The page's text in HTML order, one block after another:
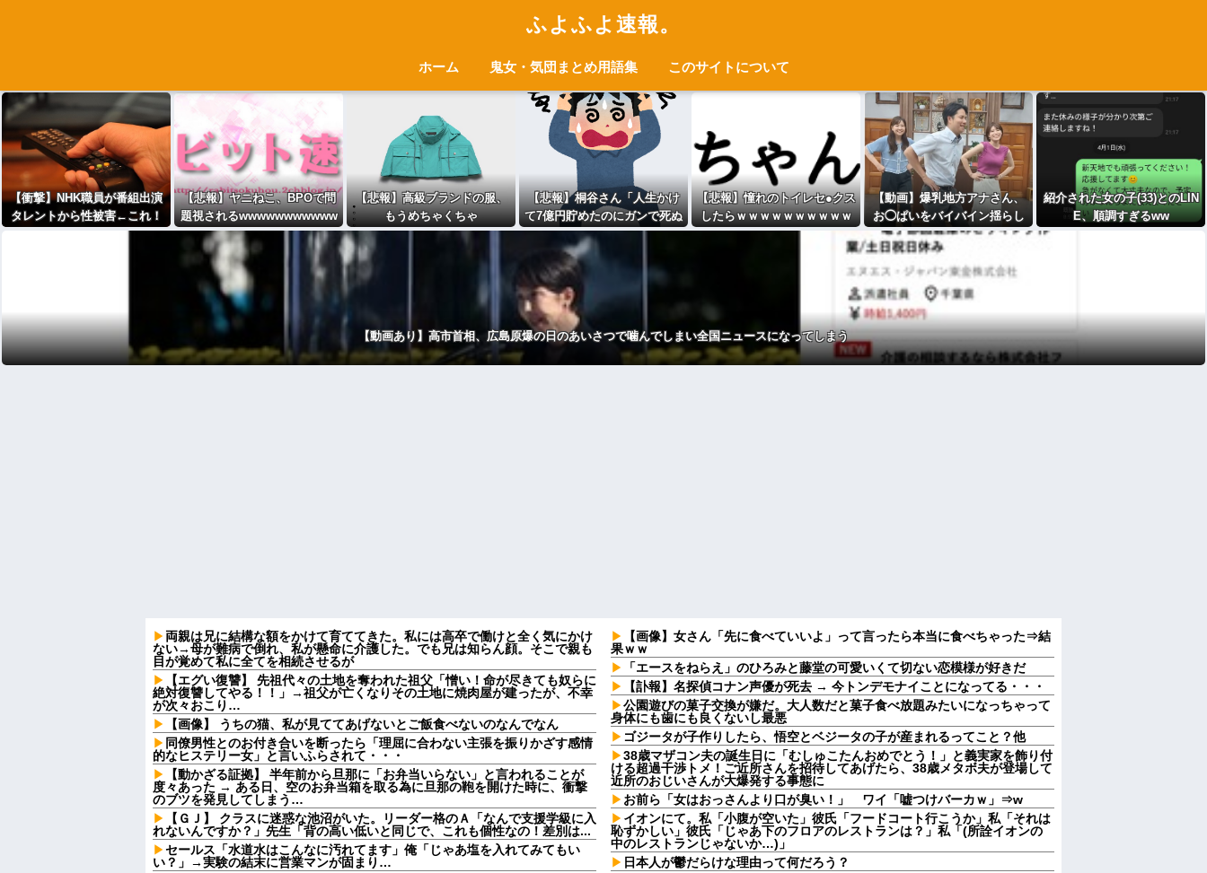
ふよふよ速報。
ホーム 鬼女・気団まとめ用語集 このサイトについて
【衝撃】NHK職員が番組出演
タレントから性被害←これ！
【悲報】ヤニねこ、BPOで問
題視されるwwwwwwwwwww
wwwwwwwwwwwww
【悲報】高級ブランドの服、
もうめちゃくちゃ
【悲報】桐谷さん「人生かけ
て7億円貯めたのにガンで死ぬ
かも。もっと素直に遊べばよ
かった…」
【悲報】憧れのトイレセ●クス
したらｗｗｗｗｗｗｗｗｗｗ
ｗwwww
【動画】爆乳地方アナさん、
お◯ぱいをバイバイン揺らし
てしまうｗｗｗwｗｗｗｗｗｗ
ｗｗ
紹介された女の子(33)とのLIN
E、順調すぎるww
【動画あり】高市首相、広島原爆の日のあいさつで噛んでしまい全国ニュースになってしまう
両親は兄に結構な額をかけて育ててきた。私には高卒で働けと全く気にかけ
ない→母が難病で倒れ、私が懸命に介護した。でも兄は知らん顔。そこで親も
目が覚めて私に全てを相続させるが
【エグい復讐】 先祖代々の土地を奪われた祖父「憎い！命が尽きても奴らに
絶対復讐してやる！！」→祖父が亡くなりその土地に焼肉屋が建ったが、不幸
が次々おこり…
【画像】 うちの猫、私が見ててあげないとご飯食べないのなんでなん
同僚男性とのお付き合いを断ったら「理屈に合わない主張を振りかざす感情
的なヒステリー女」と言いふらされて・・・
【動かざる証拠】 半年前から旦那に「お弁当いらない」と言われることが
度々あった → ある日、空のお弁当箱を取る為に旦那の鞄を開けた時に、衝撃
のブツを発見してしまう…
【ＧＪ】 クラスに迷惑な池沼がいた。リーダー格のＡ「なんで支援学級に入
れないんですか？」先生「背の高い低いと同じで、これも個性なの！差別は...
セールス「水道水はこんなに汚れてます」俺「じゃあ塩を入れてみてもい
い？」→実験の結末に営業マンが固まり…
【画像】女さん「先に食べていいよ」って言ったら本当に食べちゃった⇒結
果ｗｗ
「エースをねらえ」のひろみと藤堂の可愛いくて切ない恋模様が好きだ
【訃報】名探偵コナン声優が死去 → 今トンデモナイことになってる・・・
公園遊びの菓子交換が嫌だ。大人数だと菓子食べ放題みたいになっちゃって
身体にも歯にも良くないし最悪
ゴジータが子作りしたら、悟空とベジータの子が産まれるってこと？他
38歳マザコン夫の誕生日に「むしゅこたんおめでとう！」と義実家を飾り付
ける超過干渉トメ！ご近所さんを招待してあげたら、38歳メタボ夫が登場して
近所のおじいさんが大爆発する事態に
お前ら「女はおっさんより口が臭い！」 ワイ「嘘つけバーカｗ」⇒w
イオンにて。私「小腹が空いた」彼氏「フードコート行こうか」私「それは
恥ずかしい」彼氏「じゃあ下のフロアのレストランは？」私「(所詮イオンの
中のレストランじゃないか…)」
日本人が鬱だらけな理由って何だろう？